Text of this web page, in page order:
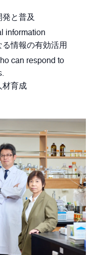
と普及
information
情報の有効活用
can respond to
材育成